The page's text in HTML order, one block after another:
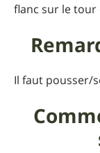
flanc sur le tour
Il faut pousser/